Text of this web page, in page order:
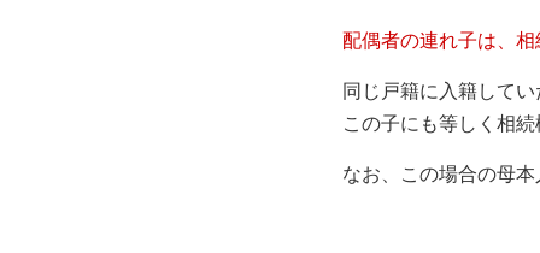
配偶者の連れ子は、
同じ戸籍に入籍して
この子にも等しく相
なお、この場合の母